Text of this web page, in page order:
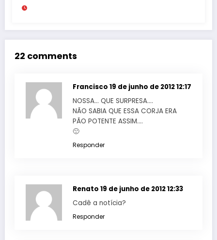
milhões
22 comments
Francisco 19 de junho de 2012 12:17
NOSSA… QUE SURPRESA….
NÃO SABIA QUE ESSA CORJA ERA
PÃO POTENTE ASSIM….
🙁
Responder
Renato 19 de junho de 2012 12:33
Cadê a notícia?
Responder